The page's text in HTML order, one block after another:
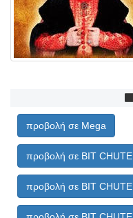
προβολή σε Mega
προβολή σε BIT CHUTE
προβολή σε BIT CHUTE